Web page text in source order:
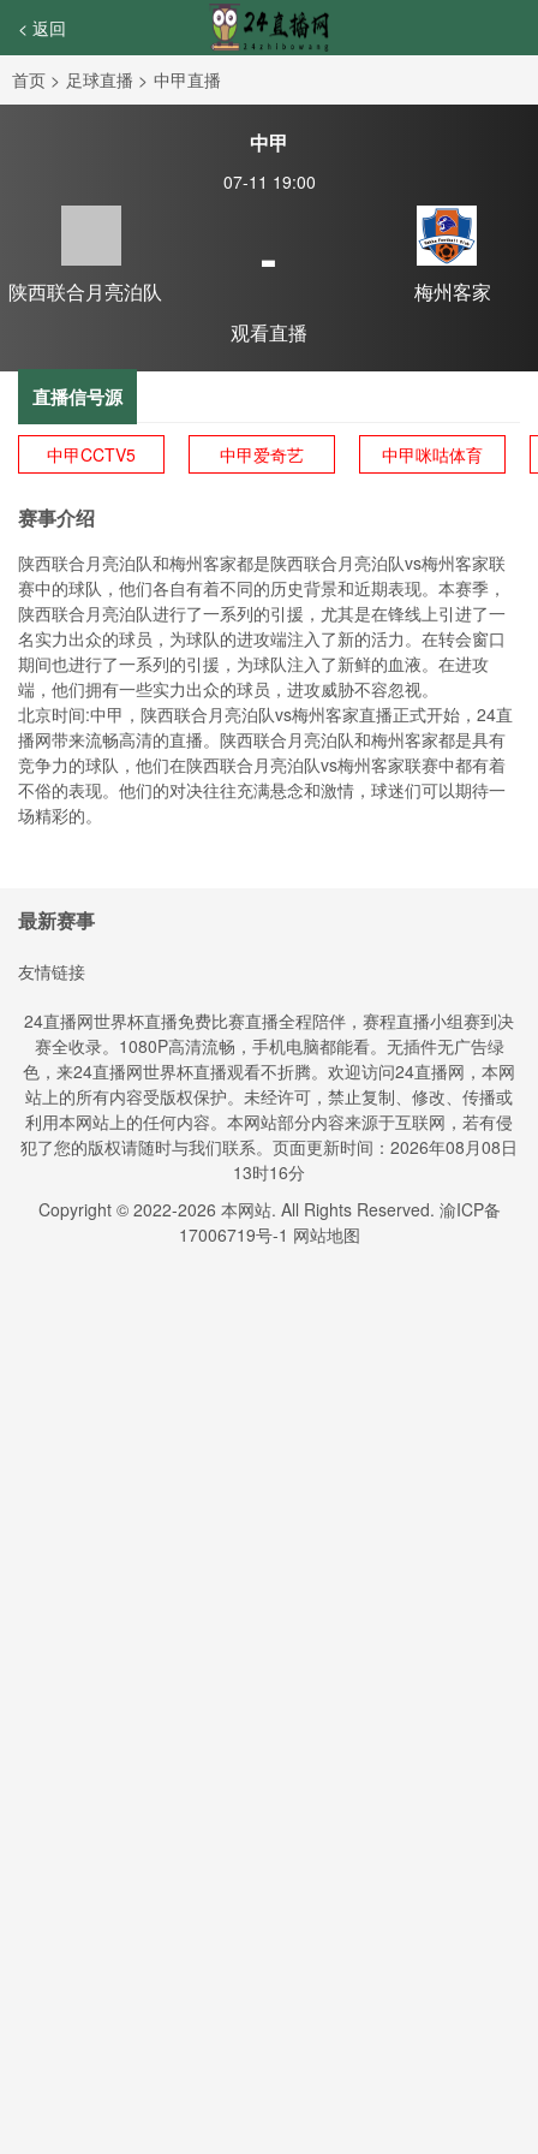
< 返回
首页 > 足球直播 > 中甲直播
中甲
07-11 19:00
陕西联合月亮泊队
-
梅州客家
观看直播
直播信号源
中甲CCTV5 中甲爱奇艺 中甲咪咕体育
赛事介绍
陕西联合月亮泊队和梅州客家都是陕西联合月亮泊队vs梅州客家联
赛中的球队，他们各自有着不同的历史背景和近期表现。本赛季，
陕西联合月亮泊队进行了一系列的引援，尤其是在锋线上引进了一
名实力出众的球员，为球队的进攻端注入了新的活力。在转会窗口
期间也进行了一系列的引援，为球队注入了新鲜的血液。在进攻
端，他们拥有一些实力出众的球员，进攻威胁不容忽视。
北京时间:中甲，陕西联合月亮泊队vs梅州客家直播正式开始，24直
播网带来流畅高清的直播。陕西联合月亮泊队和梅州客家都是具有
竞争力的球队，他们在陕西联合月亮泊队vs梅州客家联赛中都有着
不俗的表现。他们的对决往往充满悬念和激情，球迷们可以期待一
场精彩的。
最新赛事
友情链接
24直播网世界杯直播免费比赛直播全程陪伴，赛程直播小组赛到决
赛全收录。1080P高清流畅，手机电脑都能看。无插件无广告绿
色，来24直播网世界杯直播观看不折腾。欢迎访问24直播网，本网
站上的所有内容受版权保护。未经许可，禁止复制、修改、传播或
利用本网站上的任何内容。本网站部分内容来源于互联网，若有侵
犯了您的版权请随时与我们联系。页面更新时间：2026年08月08日
13时16分
Copyright © 2022-2026 本网站. All Rights Reserved. 渝ICP备
17006719号-1 网站地图